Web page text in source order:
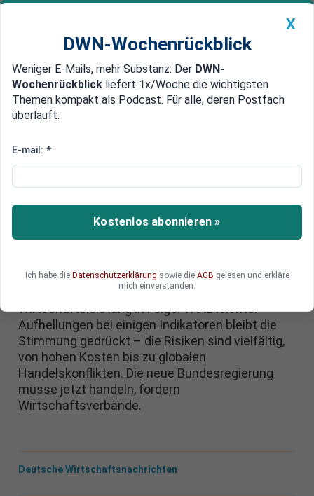
Newsticker MEIN DWN: Geldanlage Premium
Edelmetalle DWN-Magazin China
Konjunkturflaute in Deutschland:
Firmen zögern
Die deutsche Wirtschaft steht vor einer
historischen Durststrecke, während Verbraucher
Investitionen zurückstellen. Experten warnen vor
einem dritten Jahr sinkender
Wirtschaftsleistung in Folge. Trotz leichter
Aufhellungen bei einigen Indikatoren bleibt die
Stimmung gedrückt – die Risiken sind vielfältig,
von hohen Kosten bis zu globalen
Handelskonflikten. Die neue Bundesregierung
müsse jetzt handeln, fordern
Wirtschaftsverbände.
Deutsche Wirtschaftsnachrichten
X
DWN-Wochenrückblick
Weniger E-Mails, mehr Substanz: Der DWN-
Wochenrückblick liefert 1x/Woche die wichtigsten
Themen kompakt als Podcast. Für alle, deren Postfach
überläuft.
E-mail: *
Kostenlos abonnieren »
Ich habe die Datenschutzerklärung sowie die AGB gelesen und erkläre
mich einverstanden.